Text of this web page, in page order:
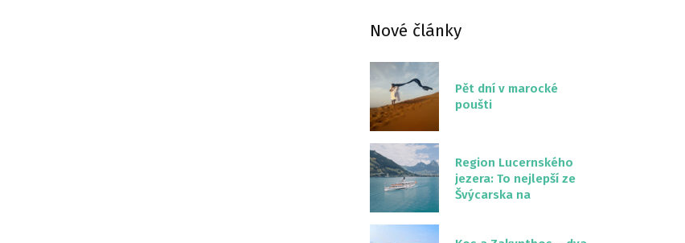
Nové články
Pět dní v marocké
poušti
Region Lucernského
jezera: To nejlepší ze
Švýcarska na